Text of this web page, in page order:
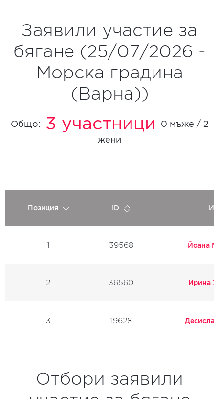
Заявили участие за
бягане (25/07/2026 -
Морска градина
(Варна))
Общо: 3 участници
0 мъже / 2
жени
Позиция ID
1 39568 Йоана
2 36560 Ирина
3 19628
Отбори заявили